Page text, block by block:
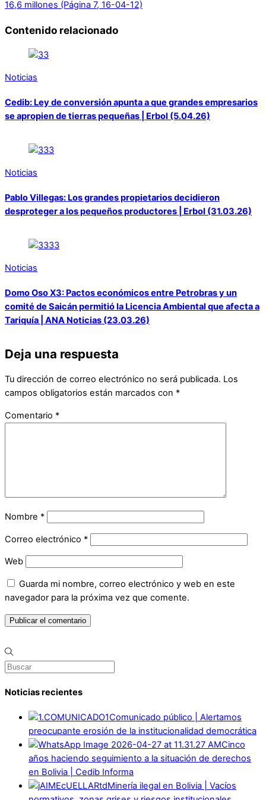
16,6 millones (Página 7, 16-04-12)
Contenido relacionado
Noticias
Cedib: Ley de conversión apunta a que grandes empresarios
se apropien de tierras pequeñas | Erbol (5.04.26)
Noticias
Pablo Villegas: Los grandes propietarios decidieron
desproteger a los pequeños productores | Erbol (31.03.26)
Noticias
Domo Oso X3: Pactos económicos entre Petrobras y un
comité de Saicán permitió la Licencia Ambiental que afecta a
Tariquía | ANA Noticias (23.03.26)
Deja una respuesta
Tu dirección de correo electrónico no será publicada. Los
campos obligatorios están marcados con *
Comentario *
Nombre *
Correo electrónico *
Web
Guarda mi nombre, correo electrónico y web en este
navegador para la próxima vez que comente.
Noticias recientes
Comunicado público | Alertamos
preocupante erosión de la institucionalidad democrática
Cinco
años haciendo seguimiento a la situación de derechos
en Bolivia | Cedib Informa
Minería ilegal en Bolivia | Vacíos